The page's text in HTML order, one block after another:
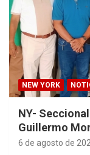
NEW YORK
NY-
Guillermo
6 de agosto de